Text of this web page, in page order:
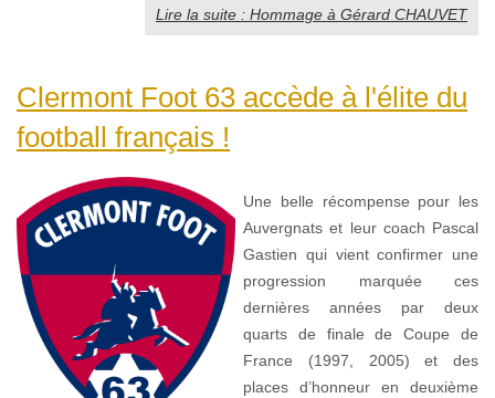
Lire la suite : Hommage à Gérard CHAUVET
Clermont Foot 63 accède à l'élite du
football français !
Une belle récompense pour les
Auvergnats et leur coach Pascal
Gastien qui vient confirmer une
progression marquée ces
dernières années par deux
quarts de finale de Coupe de
France (1997, 2005) et des
places d’honneur en deuxième